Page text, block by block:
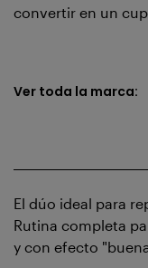
convertir en un
Ver toda la marca:
El dúo ideal para
Rutina completa
y con efecto